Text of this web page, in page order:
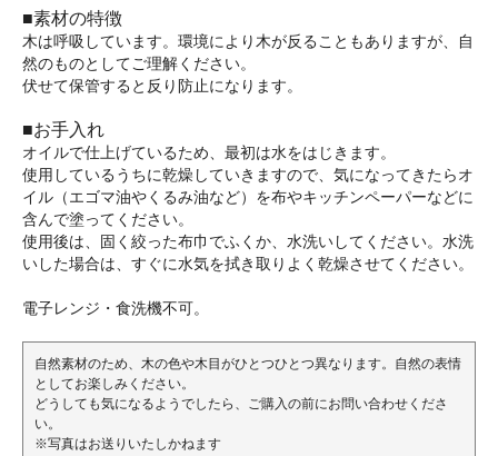
■素材の特徴
木は呼吸しています。環境により木が反ることもありますが、自
然のものとしてご理解ください。
伏せて保管すると反り防止になります。
■お手入れ
オイルで仕上げているため、最初は水をはじきます。
使用しているうちに乾燥していきますので、気になってきたらオ
イル（エゴマ油やくるみ油など）を布やキッチンペーパーなどに
含んで塗ってください。
使用後は、固く絞った布巾でふくか、水洗いしてください。水洗
いした場合は、すぐに水気を拭き取りよく乾燥させてください。
電子レンジ・食洗機不可。
自然素材のため、木の色や木目がひとつひとつ異なります。自然の表情
としてお楽しみください。
どうしても気になるようでしたら、ご購入の前にお問い合わせくださ
い。
※写真はお送りいたしかねます